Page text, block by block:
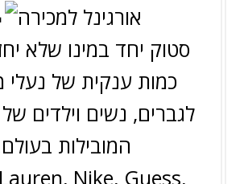
אורגינל למכירה
סטוק יחד במינו שלא
כמות ענקית של נעלי
לגברים, נשים וילדים
המובילות
Nike, Guess,